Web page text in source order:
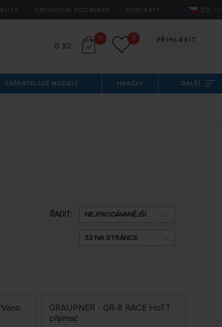
OBCHODNÍ PODMÍNKY KONTAKTY CS
PŘIHLÁSIT
0 Kč
0 11
SBĚRATELSKÉ MODELY HRAČKY DALŠÍ
ŘADIT: NEJPRODÁVANĚJŠÍ
32 NA STRÁNCE
GRAUPNER - GR-8 RACE HoTT
přijímač